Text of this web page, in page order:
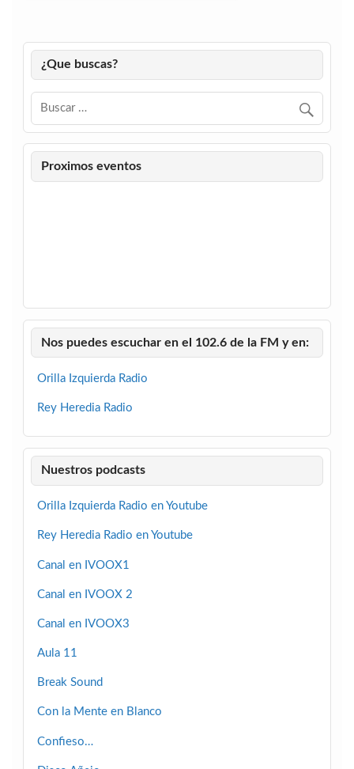
¿Que buscas?
Proximos eventos
Nos puedes escuchar en el 102.6 de la FM y en:
Orilla Izquierda Radio
Rey Heredia Radio
Nuestros podcasts
Orilla Izquierda Radio en Youtube
Rey Heredia Radio en Youtube
Canal en IVOOX1
Canal en IVOOX 2
Canal en IVOOX3
Aula 11
Break Sound
Con la Mente en Blanco
Confieso…